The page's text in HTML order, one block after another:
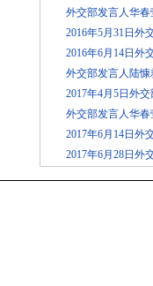
外交部发言人华
2016年5月31日外
2016年6月14日外
外交部发言人陆
2017年4月5日外
外交部发言人华
2017年6月14日外
2017年6月28日外